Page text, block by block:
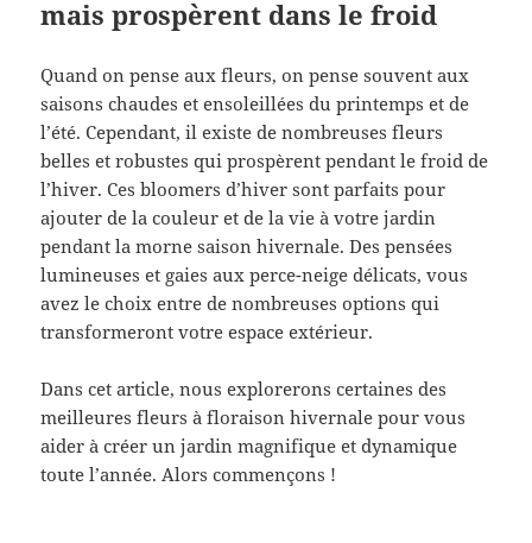
mais prospèrent dans le froid
Quand on pense aux fleurs, on pense souvent aux
saisons chaudes et ensoleillées du printemps et de
l’été. Cependant, il existe de nombreuses fleurs
belles et robustes qui prospèrent pendant le froid de
l’hiver. Ces bloomers d’hiver sont parfaits pour
ajouter de la couleur et de la vie à votre jardin
pendant la morne saison hivernale. Des pensées
lumineuses et gaies aux perce-neige délicats, vous
avez le choix entre de nombreuses options qui
transformeront votre espace extérieur.
Dans cet article, nous explorerons certaines des
meilleures fleurs à floraison hivernale pour vous
aider à créer un jardin magnifique et dynamique
toute l’année. Alors commençons !